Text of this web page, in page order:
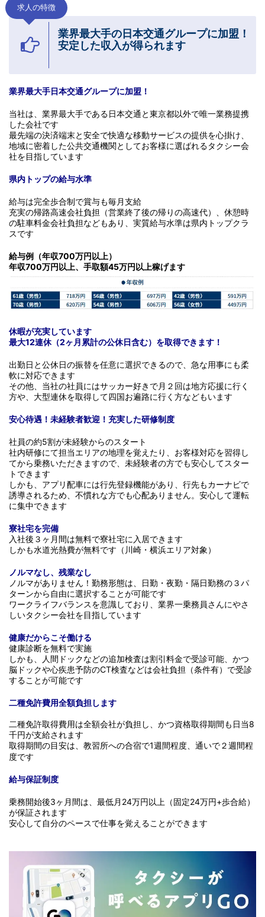
求人の特徴
業界最大手の日本交通グループに加盟！
安定した収入が得られます
業界最大手日本交通グループに加盟！
当社は、業界最大手である日本交通と東京都以外で唯一業務提携
した会社です
最先端の決済端末と安全で快適な移動サービスの提供を心掛け、
地域に密着した公共交通機関としてお客様に選ばれるタクシー会
社を目指しています
県内トップの給与水準
給与は完全歩合制で賞与も毎月支給
充実の帰路高速会社負担（営業終了後の帰りの高速代）、休憩時
の駐車料金会社負担などもあり、実質給与水準は県内トップクラ
スです
給与例（年収700万円以上）
年収700万円以上、手取額45万円以上稼げます
休暇が充実しています
最大12連休（2ヶ月累計の公休日含む）を取得できます！
出勤日と公休日の振替を任意に選択できるので、急な用事にも柔
軟に対応できます
その他、当社の社員にはサッカー好きで月２回は地方応援に行く
方や、大型連休を取得して四国お遍路に行く方などもいます
安心待遇！未経験者歓迎！充実した研修制度
社員の約5割が未経験からのスタート
社内研修にて担当エリアの地理を覚えたり、お客様対応を習得し
てから乗務いただきますので、未経験者の方でも安心してスター
トできます
しかも、アプリ配車には行先登録機能があり、行先もカーナビで
誘導されるため、不慣れな方でも心配ありません。安心して運転
に集中できます
寮社宅を完備
入社後３ヶ月間は無料で寮社宅に入居できます
しかも水道光熱費が無料です（川崎・横浜エリア対象）
ノルマなし、残業なし
ノルマがありません！勤務形態は、日勤・夜勤・隔日勤務の３パ
ターンから自由に選択することが可能です
ワークライフバランスを意識しており、業界一乗務員さんにやさ
しいタクシー会社を目指しています
健康だからこそ働ける
健康診断を無料で実施
しかも、人間ドックなどの追加検査は割引料金で受診可能、かつ
脳ドックや心疾患予防のCT検査などは会社負担（条件有）で受診
することが可能です
二種免許費用全額負担します
二種免許取得費用は全額会社が負担し、かつ資格取得期間も日当8
千円が支給されます
取得期間の目安は、教習所への合宿で1週間程度、通いで２週間程
度です
給与保証制度
乗務開始後3ヶ月間は、最低月24万円以上（固定24万円+歩合給）
が保証されます
安心して自分のペースで仕事を覚えることができます